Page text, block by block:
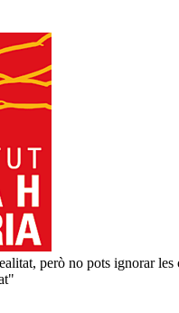
però no pots ignorar les